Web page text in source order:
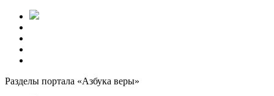
Разделы портала «Азбука веры»